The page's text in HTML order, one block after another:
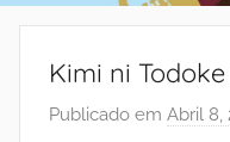
romances
Kimi ni
Publicado em Abril 8,